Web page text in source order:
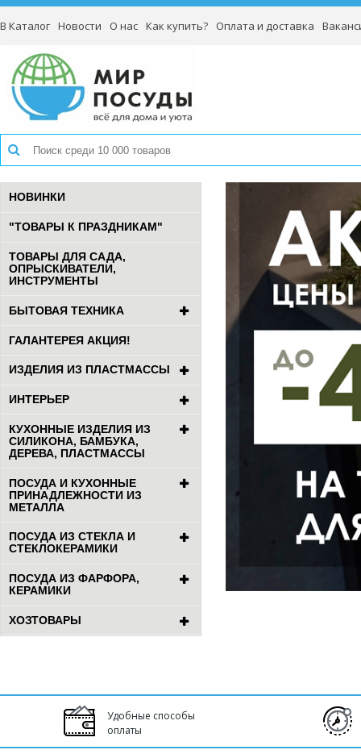
В Каталог Новости О нас Как купить? Оплата и доставка
НОВИНКИ
"ТОВАРЫ К ПРАЗДНИКАМ"
ТОВАРЫ ДЛЯ САДА,
ОПРЫСКИВАТЕЛИ,
ИНСТРУМЕНТЫ
БЫТОВАЯ ТЕХНИКА
ГАЛАНТЕРЕЯ АКЦИЯ!
ИЗДЕЛИЯ ИЗ ПЛАСТМАССЫ
ИНТЕРЬЕР
КУХОННЫЕ ИЗДЕЛИЯ ИЗ
СИЛИКОНА, БАМБУКА,
ДЕРЕВА, ПЛАСТМАССЫ
ПОСУДА И КУХОННЫЕ
ПРИНАДЛЕЖНОСТИ ИЗ
МЕТАЛЛА
ПОСУДА ИЗ СТЕКЛА И
СТЕКЛОКЕРАМИКИ
ПОСУДА ИЗ ФАРФОРА,
КЕРАМИКИ
ХОЗТОВАРЫ
Удобные способы
оплаты